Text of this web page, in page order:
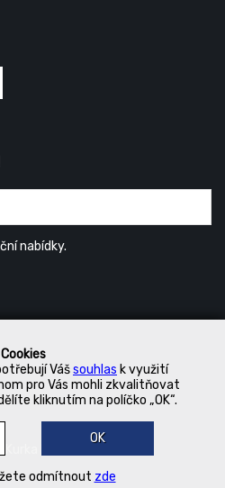
Cookies
Vášsouhlas k využití
pro Vás mohli zkvalitňovat
kliknutím na políčko „OK“.
OK
odmítnout zde
nabídky.